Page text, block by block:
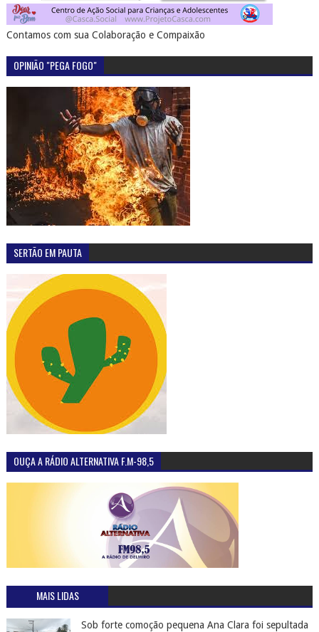
Contamos com sua Colaboração e Compaixão
OPINIÃO "PEGA FOGO"
SERTÃO EM PAUTA
OUÇA A RÁDIO ALTERNATIVA F.M-98,5
MAIS LIDAS
Sob forte comoção pequena Ana Clara foi sepultada